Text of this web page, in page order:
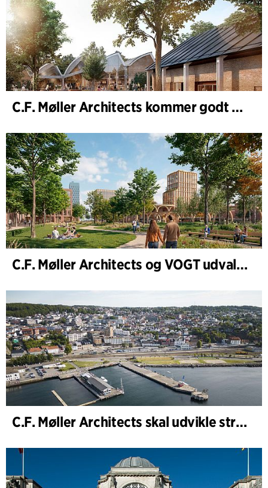
C.F. Møller Architects kommer godt ud af 2025
C.F. Møller Architects og VOGT udvalgt til at forme fremtidens Hamburg-Altona
C.F. Møller Architects skal udvikle strategien for ”Knutepunkt Larvik og indre havn”